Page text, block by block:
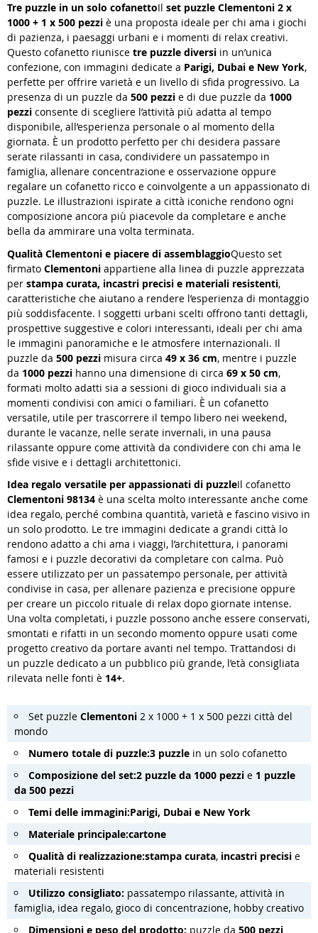
Tre puzzle in un solo cofanettoIl set puzzle Clementoni 2 x
1000 + 1 x 500 pezzi è una proposta ideale per chi ama i giochi
di pazienza, i paesaggi urbani e i momenti di relax creativi.
Questo cofanetto riunisce tre puzzle diversi in un’unica
confezione, con immagini dedicate a Parigi, Dubai e New York,
perfette per offrire varietà e un livello di sfida progressivo. La
presenza di un puzzle da 500 pezzi e di due puzzle da 1000
pezzi consente di scegliere l’attività più adatta al tempo
disponibile, all’esperienza personale o al momento della
giornata. È un prodotto perfetto per chi desidera passare
serate rilassanti in casa, condividere un passatempo in
famiglia, allenare concentrazione e osservazione oppure
regalare un cofanetto ricco e coinvolgente a un appassionato di
puzzle. Le illustrazioni ispirate a città iconiche rendono ogni
composizione ancora più piacevole da completare e anche
bella da ammirare una volta terminata.
Qualità Clementoni e piacere di assemblaggioQuesto set
firmato Clementoni appartiene alla linea di puzzle apprezzata
per stampa curata, incastri precisi e materiali resistenti,
caratteristiche che aiutano a rendere l’esperienza di montaggio
più soddisfacente. I soggetti urbani scelti offrono tanti dettagli,
prospettive suggestive e colori interessanti, ideali per chi ama
le immagini panoramiche e le atmosfere internazionali. Il
puzzle da 500 pezzi misura circa 49 x 36 cm, mentre i puzzle
da 1000 pezzi hanno una dimensione di circa 69 x 50 cm,
formati molto adatti sia a sessioni di gioco individuali sia a
momenti condivisi con amici o familiari. È un cofanetto
versatile, utile per trascorrere il tempo libero nei weekend,
durante le vacanze, nelle serate invernali, in una pausa
rilassante oppure come attività da condividere con chi ama le
sfide visive e i dettagli architettonici.
Idea regalo versatile per appassionati di puzzleIl cofanetto
Clementoni 98134 è una scelta molto interessante anche come
idea regalo, perché combina quantità, varietà e fascino visivo in
un solo prodotto. Le tre immagini dedicate a grandi città lo
rendono adatto a chi ama i viaggi, l’architettura, i panorami
famosi e i puzzle decorativi da completare con calma. Può
essere utilizzato per un passatempo personale, per attività
condivise in casa, per allenare pazienza e precisione oppure
per creare un piccolo rituale di relax dopo giornate intense.
Una volta completati, i puzzle possono anche essere conservati,
smontati e rifatti in un secondo momento oppure usati come
progetto creativo da portare avanti nel tempo. Trattandosi di
un puzzle dedicato a un pubblico più grande, l’età consigliata
rilevata nelle fonti è 14+.
Set puzzle Clementoni 2 x 1000 + 1 x 500 pezzi città del
mondo
Numero totale di puzzle:3 puzzle in un solo cofanetto
Composizione del set:2 puzzle da 1000 pezzi e 1 puzzle
da 500 pezzi
Temi delle immagini:Parigi, Dubai e New York
Materiale principale:cartone
Qualità di realizzazione:stampa curata, incastri precisi e
materiali resistenti
Utilizzo consigliato: passatempo rilassante, attività in
famiglia, idea regalo, gioco di concentrazione, hobby creativo
Dimensioni e peso del prodotto: puzzle da 500 pezzi